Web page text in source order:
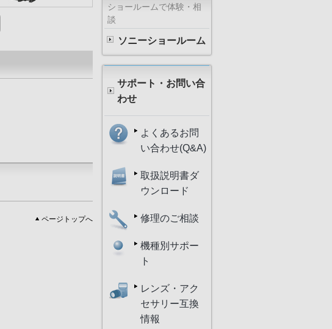
ページトップへ
ショールームで体験・相
談
ソニーショールーム
サポート・お問い合
わせ
よくあるお問
い合わせ(Q&A)
取扱説明書ダ
ウンロード
修理のご相談
機種別サポー
ト
レンズ・アク
セサリー互換
情報